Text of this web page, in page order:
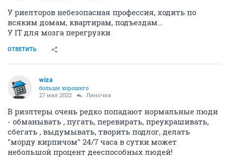
У риелторов небезопасная профессия, ходить по
всяким домам, квартирам, подъездам…
У IT для мозга перегрузки
ОТВЕТИТЬ
wiza
больше хорошего
27 мая 2022 Линочка
В риэлтеры очень редко попадают нормальные люди
- обманывать , пугать, перевирать, преукрашивать,
сбегать , выдумывать, творить подлог, делать
"морду кирпичом" 24/7 часа в сутки может
небольшой процент дееспособных людей!